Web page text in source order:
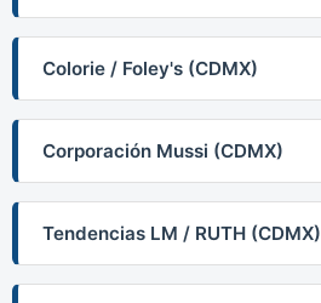
Colorie / Foley's (CDMX)
Corporación Mussi (CDMX)
Tendencias LM / RUTH (CDMX)